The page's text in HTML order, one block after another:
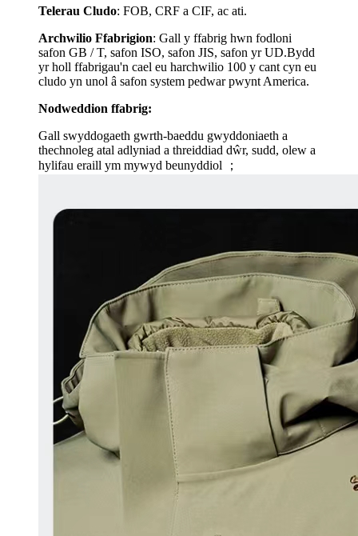
Telerau Cludo: FOB, CRF a CIF, ac ati.
Archwilio Ffabrigion: Gall y ffabrig hwn fodloni
safon GB / T, safon ISO, safon JIS, safon yr UD.Bydd
yr holl ffabrigau'n cael eu harchwilio 100 y cant cyn eu
cludo yn unol â safon system pedwar pwynt America.
Nodweddion ffabrig:
Gall swyddogaeth gwrth-baeddu gwyddoniaeth a
thechnoleg atal adlyniad a threiddiad dŵr, sudd, olew a
hylifau eraill ym mywyd beunyddiol ；